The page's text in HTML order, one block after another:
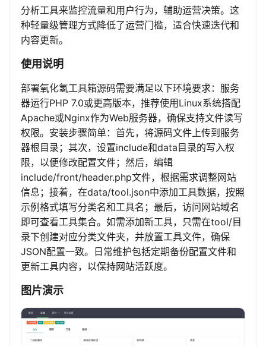
分析工具来监控流量和用户行为，辅助运营决策。这
种轻量级管理方式降低了运营门槛，适合快速迭代和
内容更新。
使用说明
部署氧化氢工具箱源码需要满足以下环境要求：服务
器运行PHP 7.0或更高版本，推荐使用Linux系统搭配
Apache或Nginx作为Web服务器，确保支持文件读写
权限。安装步骤简单：首先，将源码文件上传到服务
器根目录；其次，设置include和data目录的写入权
限，以便修改配置文件；然后，编辑
include/front/header.php文件，根据需求调整网站
信息；接着，在data/tool.json中添加工具数据，按照
示例格式填写分类名和工具名；最后，访问网站域名
即可查看工具集合。如需添加新工具，只需在tool/目
录下创建对应分类文件夹，并放置工具文件，确保
JSON配置一致。日常维护包括定期备份配置文件和
更新工具内容，以保持网站活跃度。
图片演示